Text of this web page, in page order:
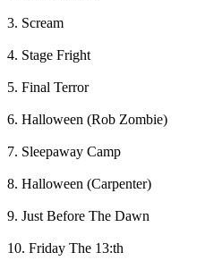
3. Scream
4. Stage Fright
5. Final Terror
6. Halloween (Rob Zombie)
7. Sleepaway Camp
8. Halloween (Carpenter)
9. Just Before The Dawn
10. Friday The 13:th